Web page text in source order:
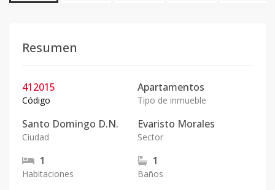
Resumen
412015
Código
Apartamentos
Tipo de inmueble
Santo Domingo D.N.
Ciudad
Evaristo Morales
Sector
1
Habitaciones
1
Baños